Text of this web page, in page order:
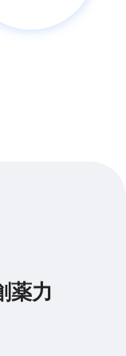
薬力